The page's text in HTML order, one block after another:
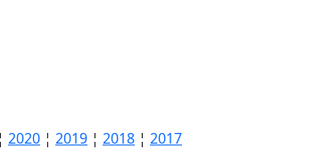
¦ 2020 ¦ 2019 ¦ 2018 ¦ 2017